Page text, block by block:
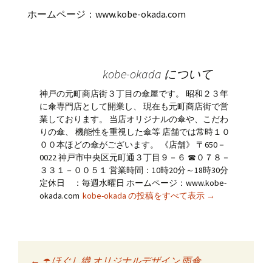
ホームページ： www.kobe-okada.com
kobe-okada について
神戸の元町商店街３丁目の傘屋です。 昭和２３年
に傘専門店として開業し、 現在も元町商店街で営
業しております。 当店オリジナルの傘や、こだわ
りの傘、 機能性を重視した傘等 店舗では常時１０
００本ほどの傘がございます。 《店舗》 〒650－
0022 神戸市中央区元町通３丁目９－６ ☎０７８－
３３１－００５１ 営業時間：10時20分～18時30分
定休日 ：毎週水曜日 ホームページ：www.kobe-
okada.com kobe-okada の投稿をすべて表示 →
← ☂️ ほぐし織 オリジナルデザイン 雨傘